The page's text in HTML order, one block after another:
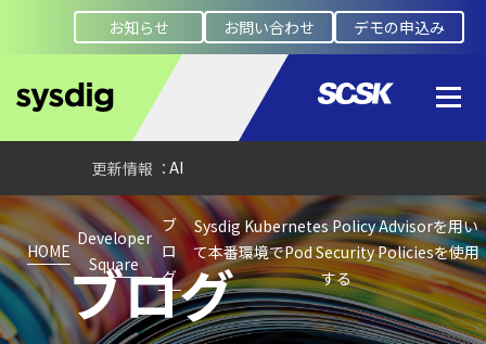
お知らせ お問い合わせ デモの申込み
【ブログ】
JADEPUFFER
エージェント型脅威アクターが
AI
モデルの破壊を目的としたランサムウェアを
【ブログ】
セキュリティ運用の効率化を実現するSysdig
Agent
Local機能の実装ガイド
ブログ
HOME
Developer
Square
ブ
ロ
グ
Sysdig Kubernetes Policy Advisorを用い
て本番環境でPod Security Policiesを使用
する